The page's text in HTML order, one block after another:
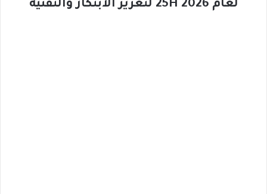
لعام 2026 25H لتعزيز الابتكار والتقنية